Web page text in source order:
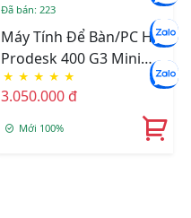
Đã bán: 223
Máy Tính Để Bàn/PC HP
Prodesk 400 G3 Mini
(Intel I5-6500T/Ram
4GB/SSD 128GB) Like
New (No Box)
★ ★ ★ ★ ★
3.050.000 đ
Mới 100%